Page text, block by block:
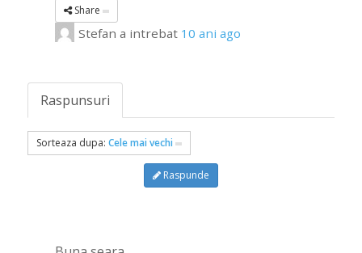
Share
Stefan a intrebat 10 ani ago
Raspunsuri
Sorteaza dupa: Cele mai vechi
Raspunde